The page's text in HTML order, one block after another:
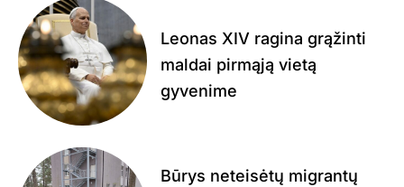
Leonas XIV ragina grąžinti
maldai pirmąją vietą
gyvenime
Būrys neteisėtų migrantų